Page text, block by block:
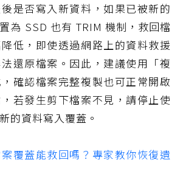
是否寫入新資料，如果已被新的
為 SSD 也有 TRIM 機制，救回檔
低，即使透過網路上的資料救援
還原檔案。因此，建議使用「複
確認檔案完整複製也可正常開啟
若發生剪下檔案不見，請停止使
的資料寫入覆蓋。
覆蓋能救回嗎？專家教你恢復遺